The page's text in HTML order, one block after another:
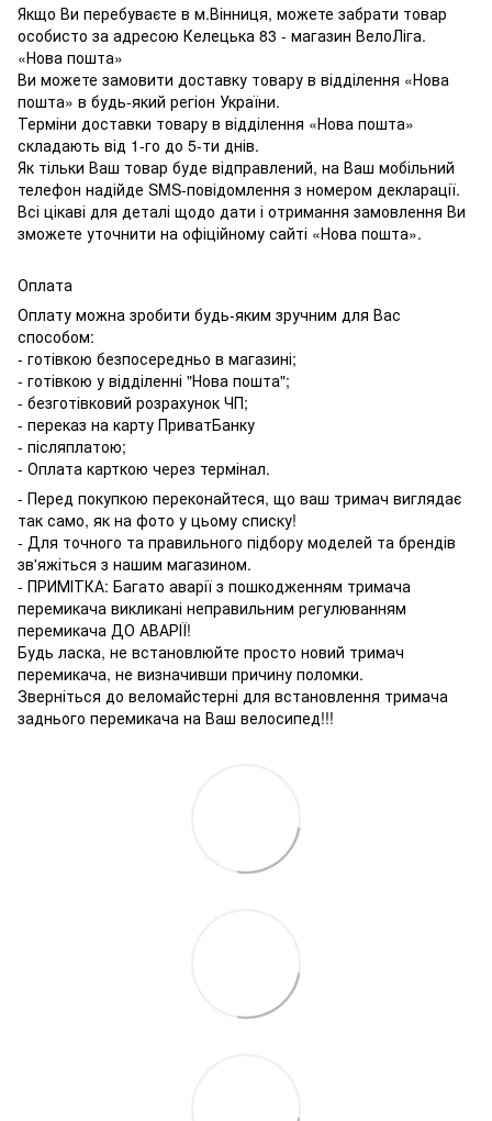
Якщо Ви перебуваєте в м.Вінниця, можете забрати товар
особисто за адресою Келецька 83 - магазин ВелоЛіга.
«Нова пошта»
Ви можете замовити доставку товару в відділення «Нова
пошта» в будь-який регіон України.
Терміни доставки товару в відділення «Нова пошта»
складають від 1-го до 5-ти днів.
Як тільки Ваш товар буде відправлений, на Ваш мобільний
телефон надійде SMS-повідомлення з номером декларації.
Всі цікаві для деталі щодо дати і отримання замовлення Ви
зможете уточнити на офіційному сайті «Нова пошта».
Оплата
Оплату можна зробити будь-яким зручним для Вас
способом:
- готівкою безпосередньо в магазині;
- готівкою у відділенні "Нова пошта";
- безготівковий розрахунок ЧП;
- переказ на карту ПриватБанку
- післяплатою;
- Оплата карткою через термінал.
- Перед покупкою переконайтеся, що ваш тримач виглядає
так само, як на фото у цьому списку!
- Для точного та правильного підбору моделей та брендів
зв'яжіться з нашим магазином.
- ПРИМІТКА: Багато аварії з пошкодженням тримача
перемикача викликані неправильним регулюванням
перемикача ДО АВАРІЇ!
Будь ласка, не встановлюйте просто новий тримач
перемикача, не визначивши причину поломки.
Зверніться до веломайстерні для встановлення тримача
заднього перемикача на Ваш велосипед!!!